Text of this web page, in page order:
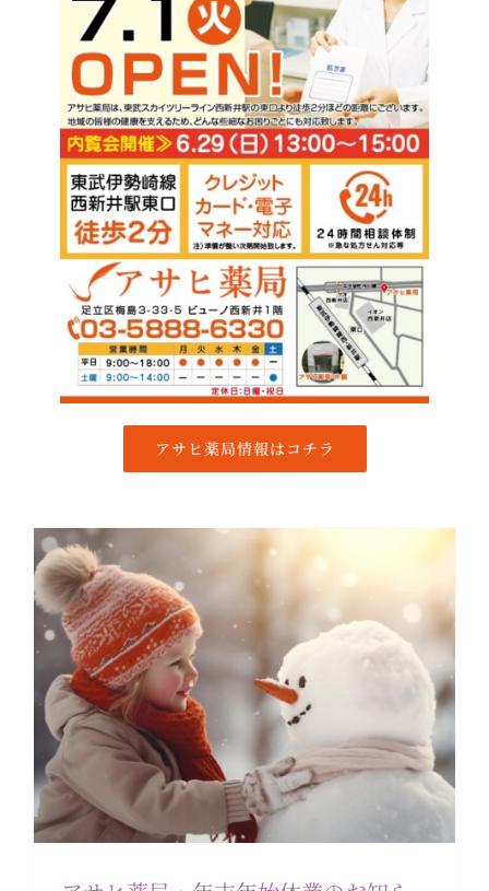
アサヒ薬局情報はコチラ
アサヒ薬局・年末年始休業のお知らせ
アサヒ薬局